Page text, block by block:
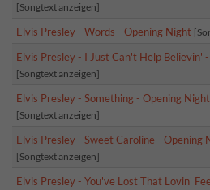
[Songtext anzeigen]
Elvis Presley - Words - Opening Night
Elvis Presley - I Just Can't Help Believin'
[Songtext anzeigen]
Elvis Presley - Something - Opening Night
[Songtext anzeigen]
Elvis Presley - Sweet Caroline - Opening
[Songtext anzeigen]
Elvis Presley - You've Lost That Lovin'